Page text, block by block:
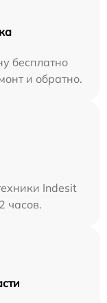
бесплатно
и обратно.
Indesit
часов.